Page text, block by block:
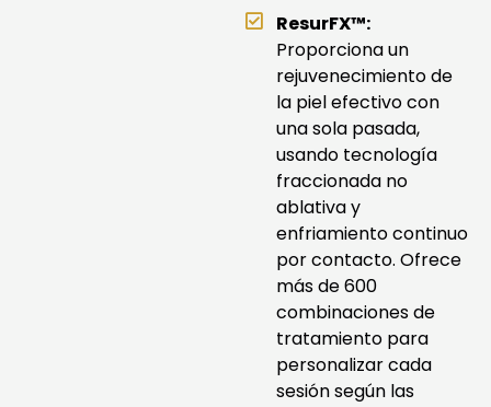
ResurFX™:
Proporciona un
rejuvenecimiento de
la piel efectivo con
una sola pasada,
usando tecnología
fraccionada no
ablativa y
enfriamiento continuo
por contacto. Ofrece
más de 600
combinaciones de
tratamiento para
personalizar cada
sesión según las